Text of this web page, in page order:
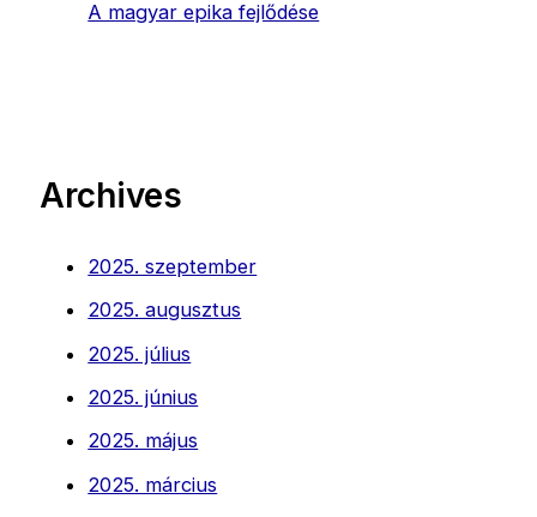
A magyar epika fejlődése
Archives
2025. szeptember
2025. augusztus
2025. július
2025. június
2025. május
2025. március